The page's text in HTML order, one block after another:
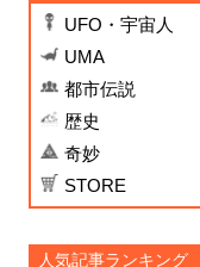
UFO・宇宙人
UMA
都市伝説
歴史
奇妙
STORE
人気記事ランキング